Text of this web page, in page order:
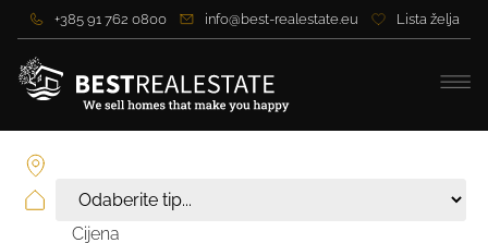
+385 91 762 0800 info@best-realestate.eu Lista želja
Cijena